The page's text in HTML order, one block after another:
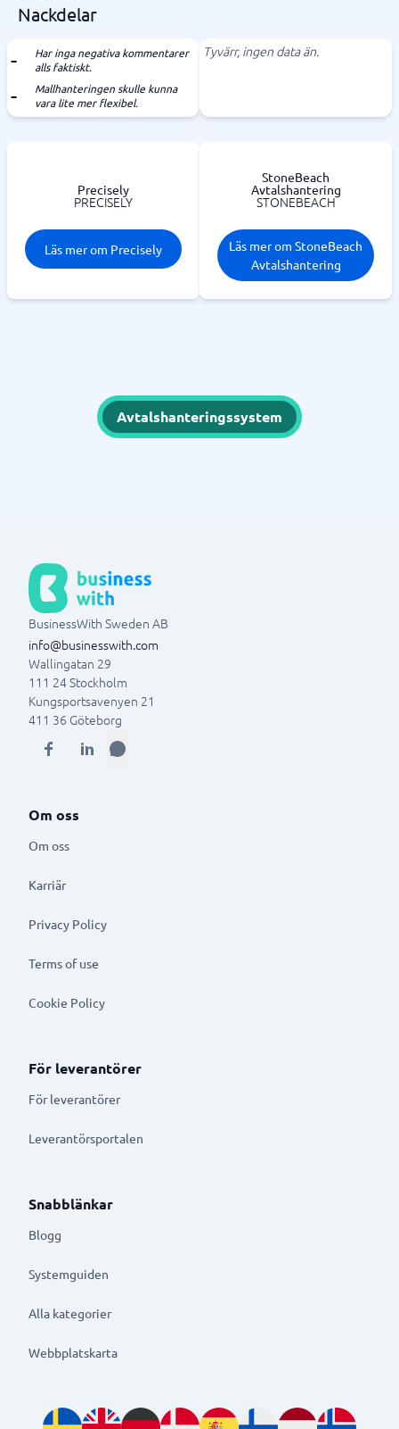
Nackdelar
Har inga negativa kommentarer
alls faktiskt.
Mallhanteringen skulle kunna
vara lite mer flexibel.
Tyvärr, ingen data än.
Precisely
PRECISELY
Läs mer om Precisely
StoneBeach
Avtalshantering
STONEBEACH
Läs mer om StoneBeach
Avtalshantering
Avtalshanteringssystem
BusinessWith Sweden AB
info@businesswith.com
Wallingatan 29
111 24Stockholm
Kungsportsavenyen 21
411 36 Göteborg
Om oss
Om oss
Karriär
Privacy Policy
Terms of use
Cookie Policy
För leverantörer
För leverantörer
Leverantörsportalen
Snabblänkar
Blogg
Systemguiden
Alla kategorier
Webbplatskarta